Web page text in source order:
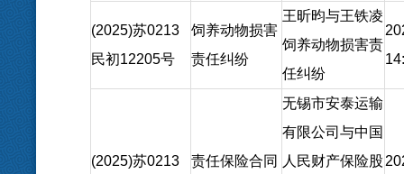
(2025)苏0213
民初12205号
饲养动物损害
责任纠纷
王昕昀与王铁凌
饲养动物损害责
任纠纷
(2025)苏0213
责任保险合同
无锡市安泰运输
有限公司与中国
人民财产保险股